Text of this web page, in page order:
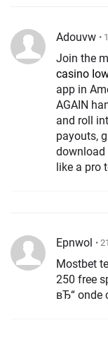
Adouvw •
Join the
casino
app in America. Reach your
AGAIN
and roll
payouts,
download
like a pro
Epnwol •
Mostbet
250 free spins - https://
вЂ“ onde